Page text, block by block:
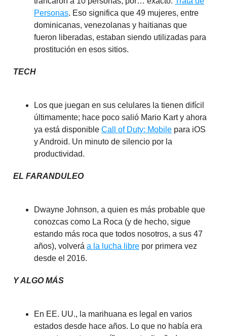
Personas. Eso significa que 49 mujeres, entre
dominicanas, venezolanas y haitianas que
fueron liberadas, estaban siendo utilizadas para
prostitución en esos sitios.
TECH
Los que juegan en sus celulares la tienen difícil
últimamente; hace poco salió Mario Kart y ahora
ya está disponible Call of Duty: Mobile para iOS
y Android. Un minuto de silencio por la
productividad.
EL FARANDULEO
Dwayne Johnson, a quien es más probable que
conozcas como La Roca (y de hecho, sigue
estando más roca que todos nosotros, a sus 47
años), volverá a la lucha libre por primera vez
desde el 2016.
Y ALGO MÁS
En EE. UU., la marihuana es legal en varios
estados desde hace años. Lo que no había era